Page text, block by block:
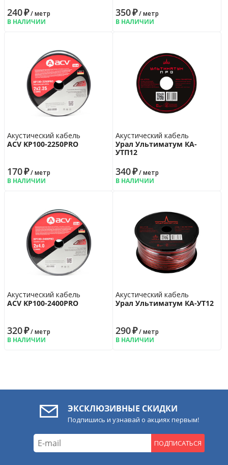
240₽/ метр
В НАЛИЧИИ
350₽/ метр
В НАЛИЧИИ
Акустический кабель
ACV KP100-2250PRO
170₽/ метр
В НАЛИЧИИ
Акустический кабель
Урал Ультиматум КА-
УTП12
340₽/ метр
В НАЛИЧИИ
Акустический кабель
ACV KP100-2400PRO
320₽/ метр
В НАЛИЧИИ
Акустический кабель
Урал Ультиматум КА-УT12
290₽/ метр
В НАЛИЧИИ
ЭКСКЛЮЗИВНЫЕ СКИДКИ
Подпишись и узнавай о акциях первым!
ПОДПИСАТЬСЯ